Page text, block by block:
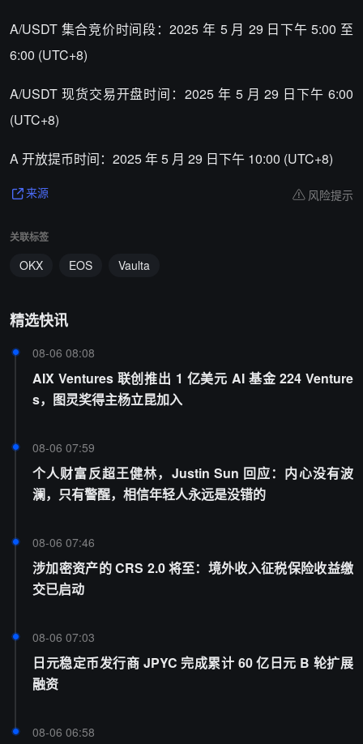
A/USDT 集合竞价时间段：2025 年 5 月 29 日下午 5:00 至
6:00 (UTC+8)
A/USDT 现货交易开盘时间：2025 年 5 月 29 日下午 6:00
(UTC+8)
A 开放提币时间：2025 年 5 月 29 日下午 10:00 (UTC+8)
来源 风险提示
关联标签
OKX EOS Vaulta
精选快讯
08-06 08:08
AIX Ventures 联创推出 1 亿美元 AI 基金 224 Venture
s，图灵奖得主杨立昆加入
08-06 07:59
个人财富反超王健林，Justin Sun 回应：内心没有波
澜，只有警醒，相信年轻人永远是没错的
08-06 07:46
涉加密资产的 CRS 2.0 将至：境外收入征税保险收益缴
交已启动
08-06 07:03
日元稳定币发行商 JPYC 完成累计 60 亿日元 B 轮扩展
融资
08-06 06:58